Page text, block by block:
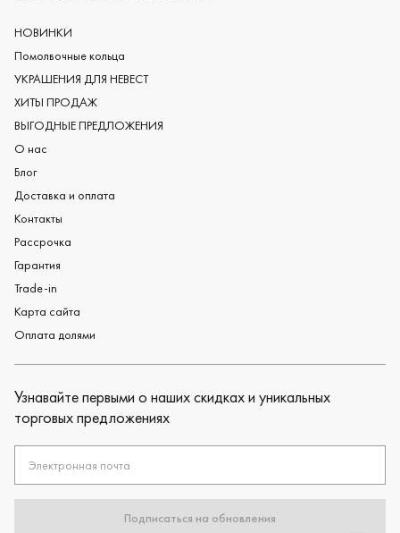
Европейские обручальные кольца
Мужские обручальные кольца
Женские обручальные кольца
Обручальные кольца из платины
Дизайнерские обручальные кольца
Черные обручальные кольца
НОВИНКИ
Помолвочные кольца
УКРАШЕНИЯ ДЛЯ НЕВЕСТ
ХИТЫ ПРОДАЖ
ВЫГОДНЫЕ ПРЕДЛОЖЕНИЯ
О нас
Блог
Доставка и оплата
Контакты
Рассрочка
Гарантия
Trade-in
Карта сайта
Оплата долями
Узнавайте первыми о наших скидках и уникальных
торговых предложениях
Электронная почта
Подписаться на обновления